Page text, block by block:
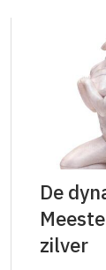
De
zilver